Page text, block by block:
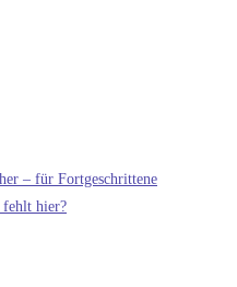
– für Fortgeschrittene
fehlt hier?